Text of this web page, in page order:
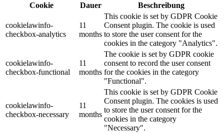
Cookie
Dauer Beschreibung
cookielawinfo-
checkbox-analytics
11
months
This cookie is set by GDPR Cookie
Consent plugin. The cookie is used
to store the user consent for the
cookies in the category "Analytics".
cookielawinfo-
checkbox-functional
11
months
The cookie is set by GDPR cookie
consent to record the user consent
for the cookies in the category
"Functional".
cookielawinfo-
checkbox-necessary
11
months
This cookie is set by GDPR Cookie
Consent plugin. The cookies is used
to store the user consent for the
cookies in the category
"Necessary".